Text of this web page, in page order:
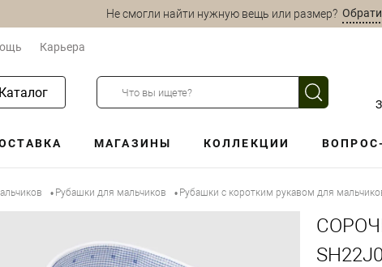
Не смогли найти нужную вещь или размер?
Карьера
Каталог
МАГАЗИНЫ КОЛЛЕКЦИИ
• Рубашки для мальчиков • Рубашки с коротким рукавом для